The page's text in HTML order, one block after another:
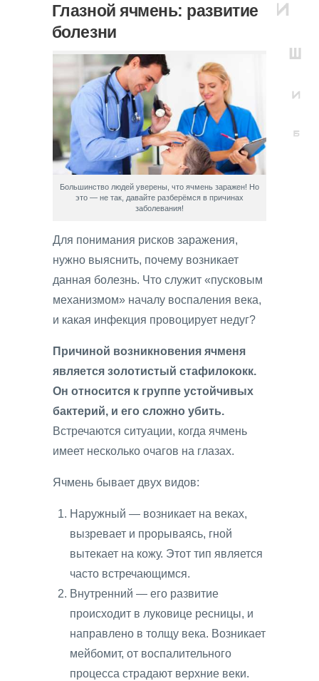
Глазной ячмень: развитие
болезни
Большинство людей уверены, что ячмень заражен! Но
это — не так, давайте разберёмся в причинах
заболевания!
Для понимания рисков заражения,
нужно выяснить, почему возникает
данная болезнь. Что служит «пусковым
механизмом» началу воспаления века,
и какая инфекция провоцирует недуг?
Причиной возникновения ячменя
является золотистый стафилококк.
Он относится к группе устойчивых
бактерий, и его сложно убить.
Встречаются ситуации, когда ячмень
имеет несколько очагов на глазах.
Ячмень бывает двух видов:
Наружный — возникает на веках,
вызревает и прорываясь, гной
вытекает на кожу. Этот тип является
часто встречающимся.
Внутренний — его развитие
происходит в луковице ресницы, и
направлено в толщу века. Возникает
мейбомит, от воспалительного
процесса страдают верхние веки.